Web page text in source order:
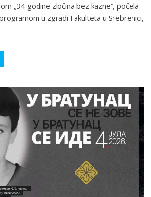
„34 godine zločina bez kazne“, počela
u zgradi Fakulteta u Srebrenici,